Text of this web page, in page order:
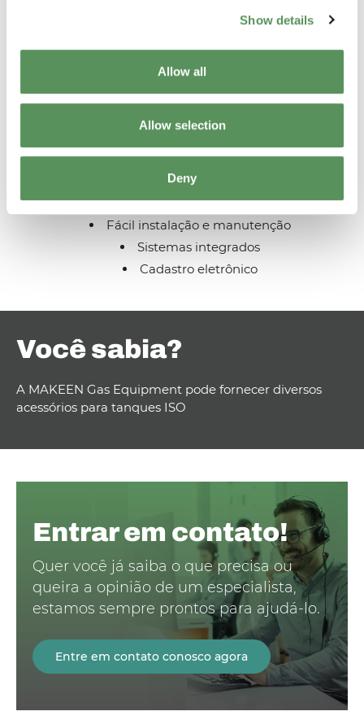
Show details
Allow all
Allow selection
Deny
Característicos
Precisão sustentada e confiável
Ampla faixa de temperatura e viscosidade
Alta adaptabilidade
Fácil instalação e manutenção
Sistemas integrados
Cadastro eletrônico
Você sabia?
A MAKEEN Gas Equipment pode fornecer diversos
acessórios para tanques ISO
Entrar em contato!
Quer você já saiba o que precisa ou
queira a opinião de um especialista,
estamos sempre prontos para ajudá-lo.
Entre em contato conosco agora